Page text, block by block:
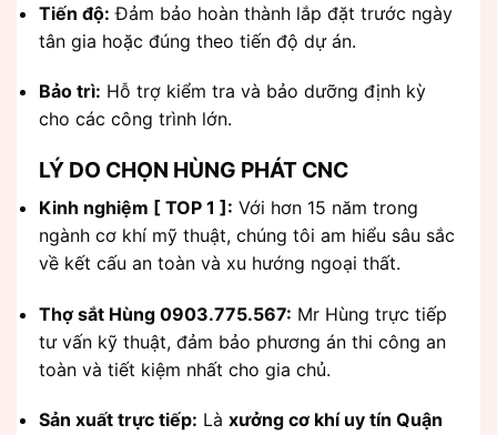
Tiến độ: Đảm bảo hoàn thành lắp đặt trước ngày
tân gia hoặc đúng theo tiến độ dự án.
Bảo trì: Hỗ trợ kiểm tra và bảo dưỡng định kỳ
cho các công trình lớn.
LÝ DO CHỌN HÙNG PHÁT CNC
Kinh nghiệm [ TOP 1 ]: Với hơn 15 năm trong
ngành cơ khí mỹ thuật, chúng tôi am hiểu sâu sắc
về kết cấu an toàn và xu hướng ngoại thất.
Thợ sắt Hùng 0903.775.567: Mr Hùng trực tiếp
tư vấn kỹ thuật, đảm bảo phương án thi công an
toàn và tiết kiệm nhất cho gia chủ.
Sản xuất trực tiếp: Là xưởng cơ khí uy tín Quận